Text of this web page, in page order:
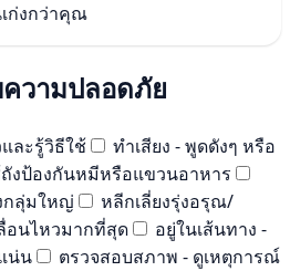
ก่งกว่าคุณ
วามปลอดภัย
ละรู้วิธีใช้
ทำเสียง - พูดดังๆ หรือ
ถังป้องกันหมีหรือแขวนอาหาร
กลุ่มใหญ่
หลีกเลี่ยงรุ่งอรุณ/
อนไหวมากที่สุด
อยู่ในเส้นทาง -
น่น
ตรวจสอบสภาพ - ดูเหตุการณ์